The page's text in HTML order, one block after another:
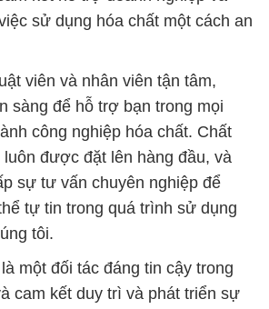
sử dụng hóa chất một cách an
viên và nhân viên tận tâm,
sàng để hỗ trợ bạn trong mọi
công nghiệp hóa chất. Chất
luôn được đặt lên hàng đầu, và
sự tư vấn chuyên nghiệp để
tự tin trong quá trình sử dụng
tôi.
một đối tác đáng tin cậy trong
cam kết duy trì và phát triển sự